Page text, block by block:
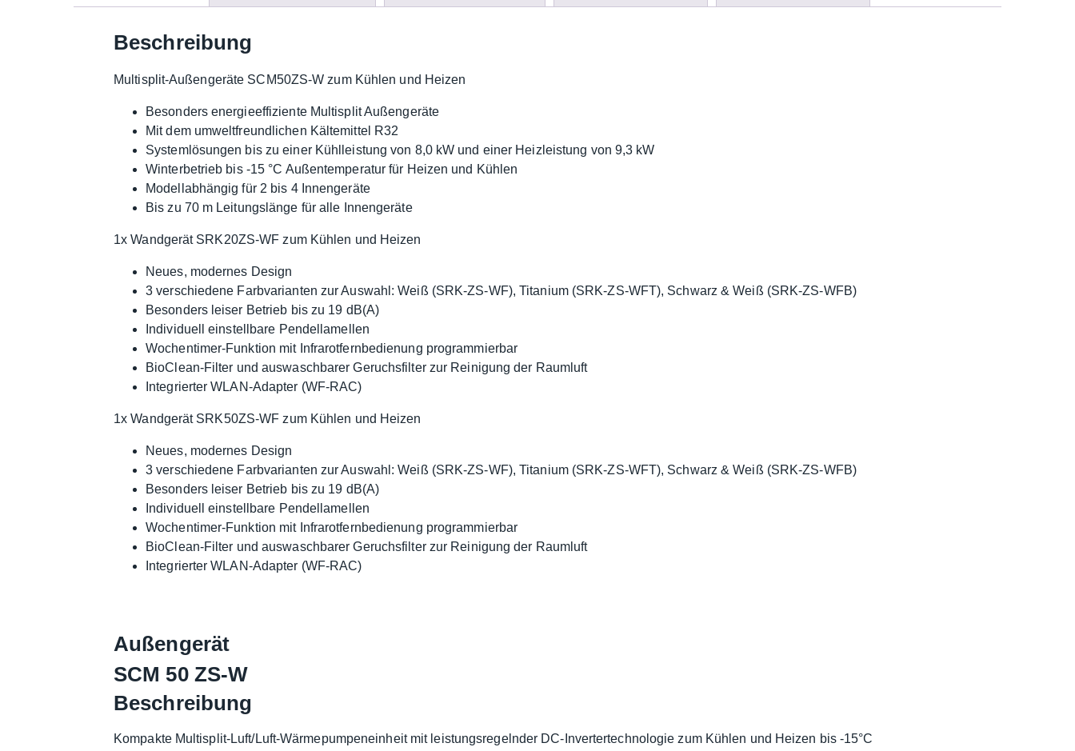
Beschreibung
Multisplit-Außengeräte SCM50ZS-W zum Kühlen und Heizen
Besonders energieeffiziente Multisplit Außengeräte
Mit dem umweltfreundlichen Kältemittel R32
Systemlösungen bis zu einer Kühlleistung von 8,0 kW und einer Heizleistung von 9,3 kW
Winterbetrieb bis -15 °C Außentemperatur für Heizen und Kühlen
Modellabhängig für 2 bis 4 Innengeräte
Bis zu 70 m Leitungslänge für alle Innengeräte
1x Wandgerät SRK20ZS-WF zum Kühlen und Heizen
Neues, modernes Design
3 verschiedene Farbvarianten zur Auswahl: Weiß (SRK-ZS-WF), Titanium (SRK-ZS-WFT), Schwarz & Weiß (SRK-ZS-WFB)
Besonders leiser Betrieb bis zu 19 dB(A)
Individuell einstellbare Pendellamellen
Wochentimer-Funktion mit Infrarotfernbedienung programmierbar
BioClean-Filter und auswaschbarer Geruchsfilter zur Reinigung der Raumluft
Integrierter WLAN-Adapter (WF-RAC)
1x Wandgerät SRK50ZS-WF zum Kühlen und Heizen
Neues, modernes Design
3 verschiedene Farbvarianten zur Auswahl: Weiß (SRK-ZS-WF), Titanium (SRK-ZS-WFT), Schwarz & Weiß (SRK-ZS-WFB)
Besonders leiser Betrieb bis zu 19 dB(A)
Individuell einstellbare Pendellamellen
Wochentimer-Funktion mit Infrarotfernbedienung programmierbar
BioClean-Filter und auswaschbarer Geruchsfilter zur Reinigung der Raumluft
Integrierter WLAN-Adapter (WF-RAC)
Außengerät
SCM 50 ZS-W
Beschreibung
Kompakte Multisplit-Luft/Luft-Wärmepumpeneinheit mit leistungsregelnder DC-Invertertechnologie zum Kühlen und Heizen bis -15°C